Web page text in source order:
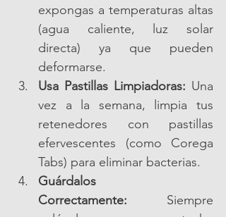
expongas a temperaturas altas
(agua caliente, luz solar
directa) ya que pueden
deformarse.
Usa Pastillas Limpiadoras: Una
vez a la semana, limpia tus
retenedores con pastillas
efervescentes (como Corega
Tabs) para eliminar bacterias.
Guárdalos
Correctamente: Siempre